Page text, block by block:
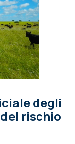
degli
rischio